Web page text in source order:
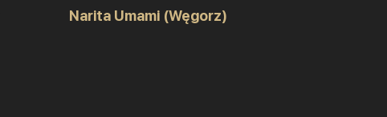
Narita Umami (Węgorz)